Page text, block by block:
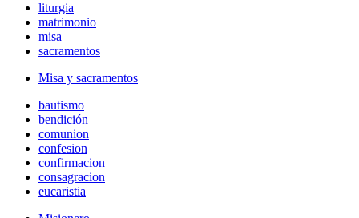
liturgia
matrimonio
misa
sacramentos
Misa y sacramentos
bautismo
bendición
comunion
confesion
confirmacion
consagracion
eucaristia